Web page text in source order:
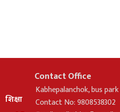
शिक्षा
Contact Office
Kabhepalanchok, bus
Contact No: 9808538302